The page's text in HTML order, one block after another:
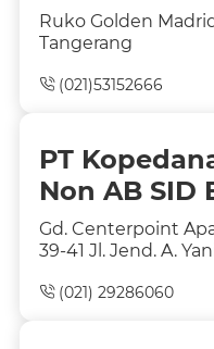
Ruko Golden
Tangerang
(021)53152666
PT
Non AB SID
Gd. Centerpoint
39-41 Jl. Jend. A.
(021) 29286060